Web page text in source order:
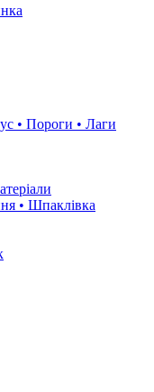
• Пороги • Лаги
• Шпаклівка